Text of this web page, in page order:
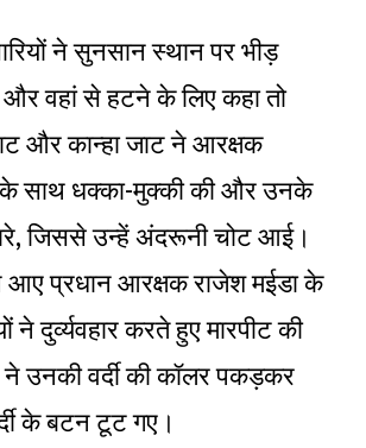
ने सुनसान स्थान पर भीड़
वहां से हटने के लिए कहा तो
और कान्हा जाट ने आरक्षक
के साथ धक्का-मुक्की की और उनके
जिससे उन्हें अंदरूनी चोट आई।
प्रधान आरक्षक राजेश मईडा के
ने दुर्व्यवहार करते हुए मारपीट की
ने उनकी वर्दी की कॉलर पकड़कर
के बटन टूट गए।